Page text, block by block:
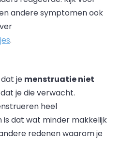
andere symptomen ook
.
je menstruatie niet
je die verwacht.
heel
is dat wat minder makkelijk
redenen waarom je